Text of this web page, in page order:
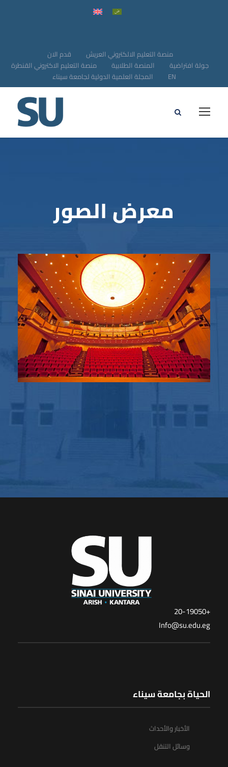
قدم الان
منصة التعليم الالكتروني العريش
منصة التعليم الاكتروني القنطرة
المنصة الطلابية
جولة افتراضية
المجلة العلمية الدولية لجامعة سيناء
EN
معرض الصور
+20-19050
Info@su.edu.eg
الحياة بجامعة سيناء
الأخبار والأحداث
وسائل التنقل